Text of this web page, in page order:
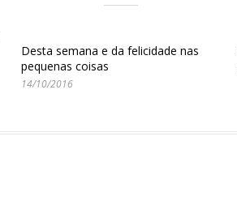
Desta semana e da felicidade nas
pequenas coisas
14/10/2016